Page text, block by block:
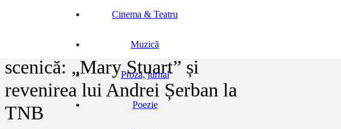
Cinema & Teatru
Muzică
Proză, jurnal
Poezie
Trei destine, o confruntare
scenică: „Mary Stuart” și
revenirea lui Andrei Șerban la
TNB